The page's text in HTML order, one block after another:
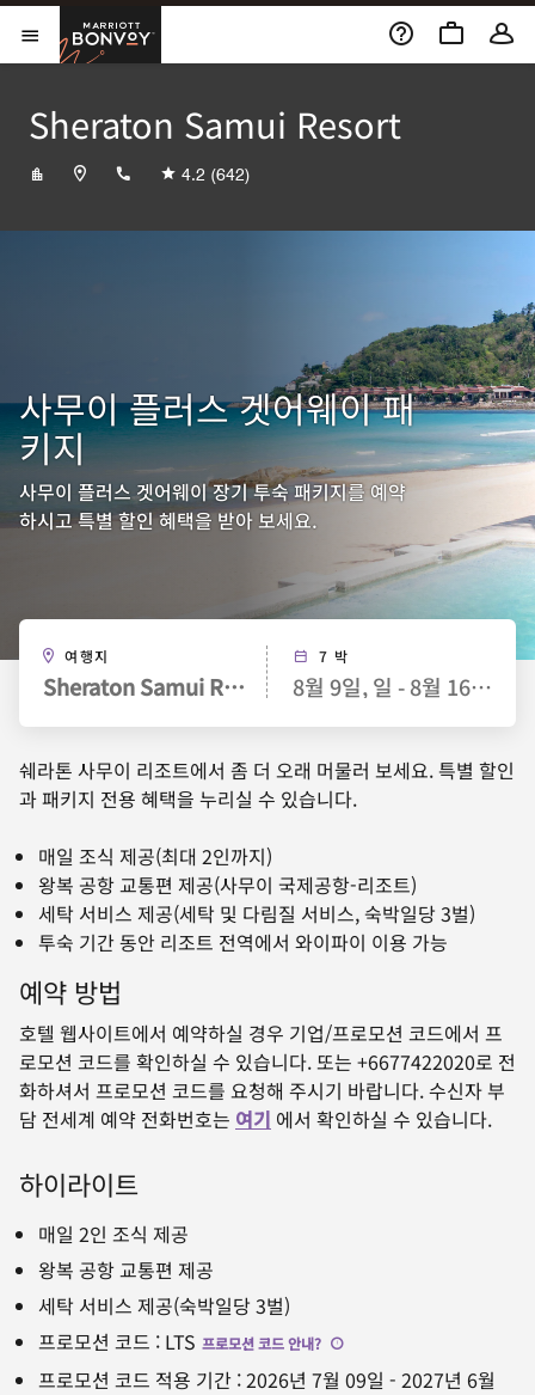
Skip to Content
메뉴 열기
Marriott Bonvoy
Sheraton Samui Resort
+6677422020
4.2 (642)
사무이 플러스 겟어웨이 패
키지
사무이 플러스 겟어웨이 장기 투숙 패키지를 예약
하시고 특별 할인 혜택을 받아 보세요.
여행지
Sheraton Samui Resort
7 박
8월 9일, 일 - 8월 16일, 일
쉐라톤 사무이 리조트에서 좀 더 오래 머물러 보세요. 특별 할인
과 패키지 전용 혜택을 누리실 수 있습니다.
매일 조식 제공(최대 2인까지)
왕복 공항 교통편 제공(사무이 국제공항-리조트)
세탁 서비스 제공(세탁 및 다림질 서비스, 숙박일당 3벌)
투숙 기간 동안 리조트 전역에서 와이파이 이용 가능
예약 방법
호텔 웹사이트에서 예약하실 경우 기업/프로모션 코드에서 프
로모션 코드를 확인하실 수 있습니다. 또는 +6677422020로 전
화하셔서 프로모션 코드를 요청해 주시기 바랍니다. 수신자 부
담 전세계 예약 전화번호는 여기 에서 확인하실 수 있습니다.
하이라이트
매일 2인 조식 제공
왕복 공항 교통편 제공
세탁 서비스 제공(숙박일당 3벌)
프로모션 코드 : LTS 프로모션 코드 안내?
프로모션 코드 적용 기간 :2026년 7월 09일 - 2027년 6월